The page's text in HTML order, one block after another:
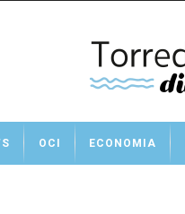
OCI ECONOMIA